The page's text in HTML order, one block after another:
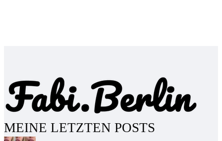
MEINE LETZTEN POSTS